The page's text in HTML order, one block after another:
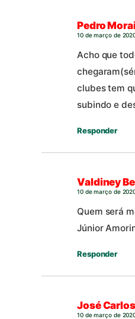
Pedro
10 de março de
Acho que
clubes tem
subindo e
Responder
Valdiney
10 de março de
Quem será
Júnior
Responder
José
10 de março de